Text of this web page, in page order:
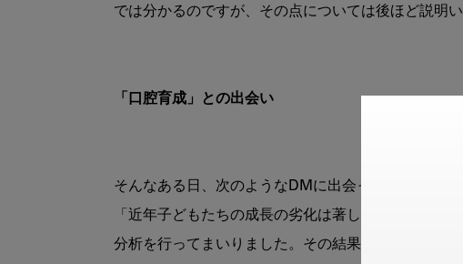
では分かるのですが、その点については後ほど説明い
「口腔育成」との出会い
そんなある日、次のようなDMに出会ったのです。
「近年子どもたちの成長の劣化は著しく、マスコ
分析を行ってまいりました。その結果、口腔育成を